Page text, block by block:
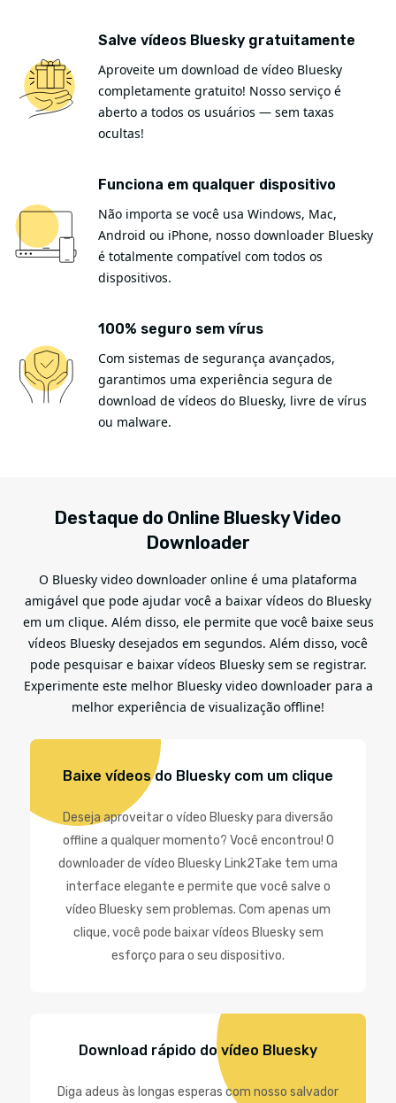
Salve vídeos Bluesky gratuitamente
Aproveite um download de vídeo Bluesky
completamente gratuito! Nosso serviço é
aberto a todos os usuários — sem taxas
ocultas!
Funciona em qualquer dispositivo
Não importa se você usa Windows, Mac,
Android ou iPhone, nosso downloader Bluesky
é totalmente compatível com todos os
dispositivos.
100% seguro sem vírus
Com sistemas de segurança avançados,
garantimos uma experiência segura de
download de vídeos do Bluesky, livre de vírus
ou malware.
Destaque do Online Bluesky Video
Downloader
O Bluesky video downloader online é uma plataforma
amigável que pode ajudar você a baixar vídeos do Bluesky
em um clique. Além disso, ele permite que você baixe seus
vídeos Bluesky desejados em segundos. Além disso, você
pode pesquisar e baixar vídeos Bluesky sem se registrar.
Experimente este melhor Bluesky video downloader para a
melhor experiência de visualização offline!
Baixe vídeos do Bluesky com um clique
Deseja aproveitar o vídeo Bluesky para diversão
offline a qualquer momento? Você encontrou! O
downloader de vídeo Bluesky Link2Take tem uma
interface elegante e permite que você salve o
vídeo Bluesky sem problemas. Com apenas um
clique, você pode baixar vídeos Bluesky sem
esforço para o seu dispositivo.
Download rápido do vídeo Bluesky
Diga adeus às longas esperas com nosso salvador